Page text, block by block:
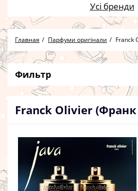
Усі бренди
Главная Парфуми оригінали Franck
Фильтр
Franck Olivier